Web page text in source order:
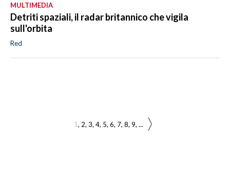
MULTIMEDIA
Detriti spaziali, il radar britannico che vigila
sull'orbita
Red
1 2 3 4 5 6 7 8 9 ...